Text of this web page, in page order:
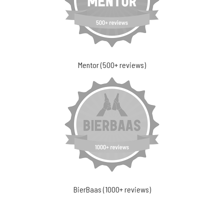
Mentor (500+ reviews)
BierBaas (1000+ reviews)